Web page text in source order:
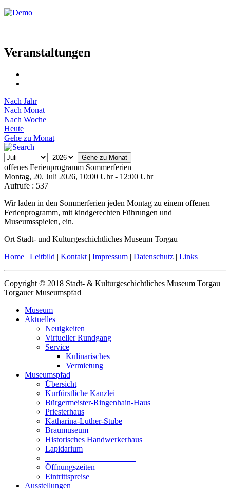
Veranstaltungen
Nach Jahr
Nach Monat
Nach Woche
Heute
Gehe zu Monat
Gehe zu Monat
offenes Ferienprogramm Sommerferien
Montag, 20. Juli 2026, 10:00 Uhr - 12:00 Uhr
Aufrufe : 537
Wir laden in den Sommerferien jeden Montag zu einem offenen
Ferienprogramm, mit kindgerechten Führungen und
Museumsspielen, ein.
Ort Stadt- und Kulturgeschichtliches Museum Torgau
Home | Leitbild | Kontakt | Impressum | Datenschutz | Links
Copyright © 2018 Stadt- & Kulturgeschichtliches Museum Torgau |
Torgauer Museumspfad
Museum
Aktuelles
Neuigkeiten
Virtueller Rundgang
Service
Kulinarisches
Vermietung
Museumspfad
Übersicht
Kurfürstliche Kanzlei
Bürgermeister-Ringenhain-Haus
Priesterhaus
Katharina-Luther-Stube
Braumuseum
Historisches Handwerkerhaus
Lapidarium
––––––––––––––––––––––
Öffnungszeiten
Eintrittspreise
Ausstellungen